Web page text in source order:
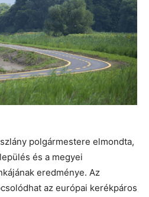
polgármestere elmondta,
és a megyei
eredménye. Az
az európai kerékpáros